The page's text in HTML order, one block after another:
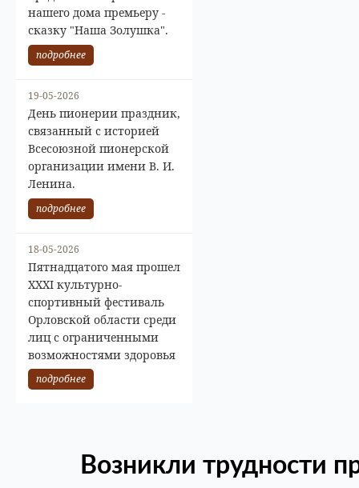
нашего дома премьеру -
сказку "Наша Золушка".
подробнее
19-05-2026
День пионерии праздник,
связанный с историей
Всесоюзной пионерской
организации имени В. И.
Ленина.
подробнее
18-05-2026
Пятнадцатого мая прошел
XXXI культурно-
спортивный фестиваль
Орловской области среди
лиц с ограниченными
возможностями здоровья
подробнее
Возникли трудности